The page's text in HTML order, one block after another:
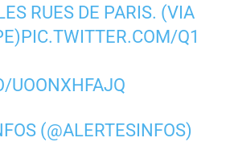
RUES DE PARIS. (VIA
) PIC.TWITTER.COM/Q1
UOONXHFAJQ
(@ALERTESINFOS)